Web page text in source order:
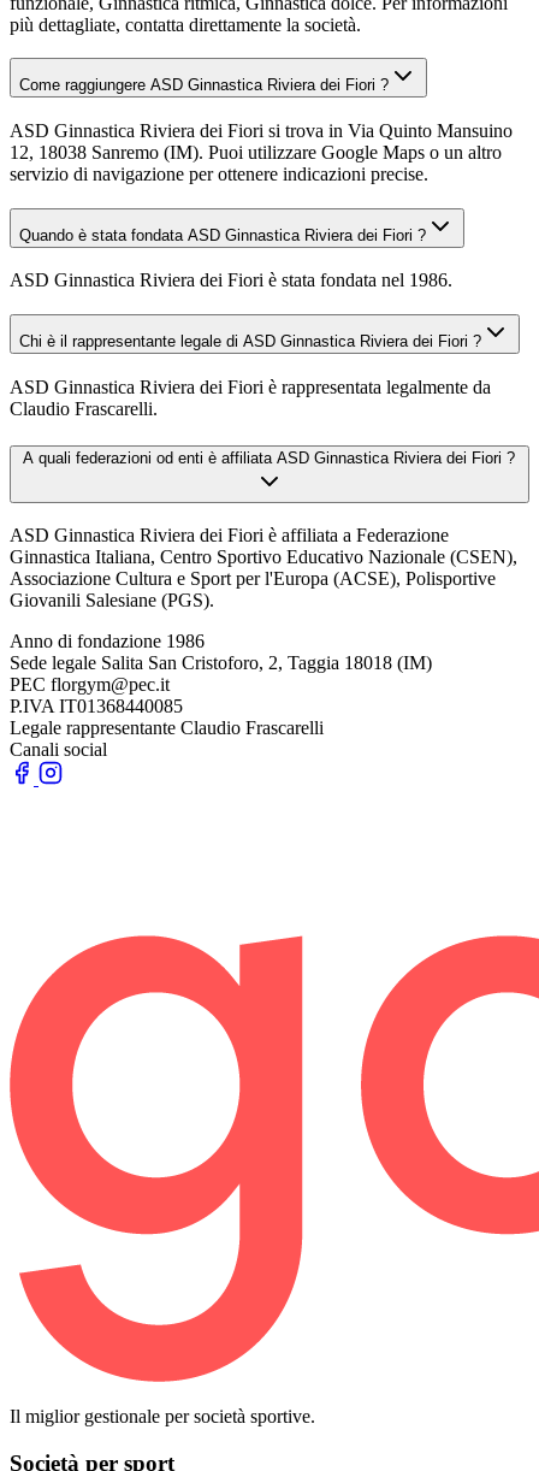
più dettagliate, contatta direttamente la società.
Come raggiungere ASD Ginnastica Riviera dei Fiori ?
ASD Ginnastica Riviera dei Fiori si trova in Via Quinto Mansuino
12, 18038 Sanremo (IM). Puoi utilizzare Google Maps o un altro
servizio di navigazione per ottenere indicazioni precise.
Quando è stata fondata ASD Ginnastica Riviera dei Fiori ?
ASD Ginnastica Riviera dei Fiori è stata fondata nel 1986.
Chi è il rappresentante legale di ASD Ginnastica Riviera dei Fiori ?
ASD Ginnastica Riviera dei Fiori è rappresentata legalmente da
Claudio Frascarelli.
A quali federazioni od enti è affiliata ASD Ginnastica Riviera dei Fiori ?
ASD Ginnastica Riviera dei Fiori è affiliata a Federazione
Ginnastica Italiana, Centro Sportivo Educativo Nazionale (CSEN),
Associazione Cultura e Sport per l'Europa (ACSE), Polisportive
Giovanili Salesiane (PGS).
Anno di fondazione 1986
Sede legale Salita San Cristoforo, 2, Taggia 18018 (IM)
PEC florgym@pec.it
P.IVA IT01368440085
Legale rappresentante Claudio Frascarelli
Canali social
Il miglior gestionale per società sportive.
Società per sport